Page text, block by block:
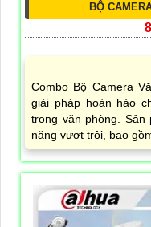
BỘ
Combo Bộ Camera
giải pháp hoàn hảo
trong văn phòng.
năng vượt trội, bao